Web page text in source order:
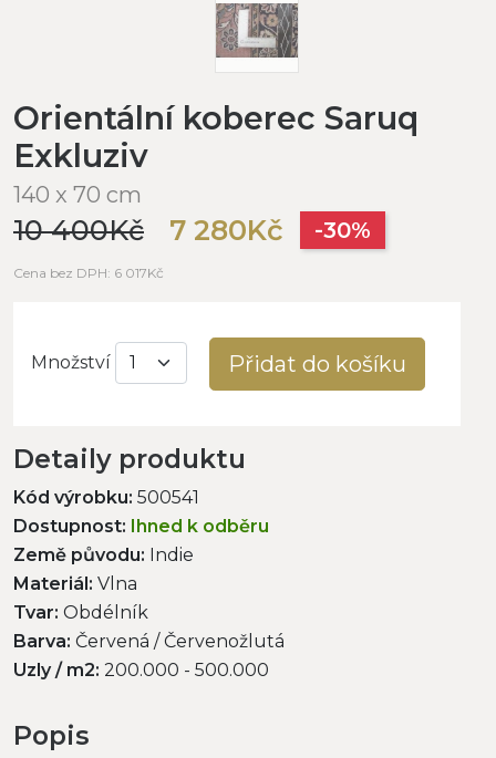
Orientální koberec Saruq
Exkluziv
140 x 70 cm
10 400Kč 7 280Kč -30%
Cena bez DPH: 6 017Kč
Množství Přidat do košíku
Detaily produktu
Kód výrobku: 500541
Dostupnost: Ihned k odběru
Země původu: Indie
Materiál: Vlna
Tvar: Obdélník
Barva: Červená / Červenožlutá
Uzly / m2: 200.000 - 500.000
Popis